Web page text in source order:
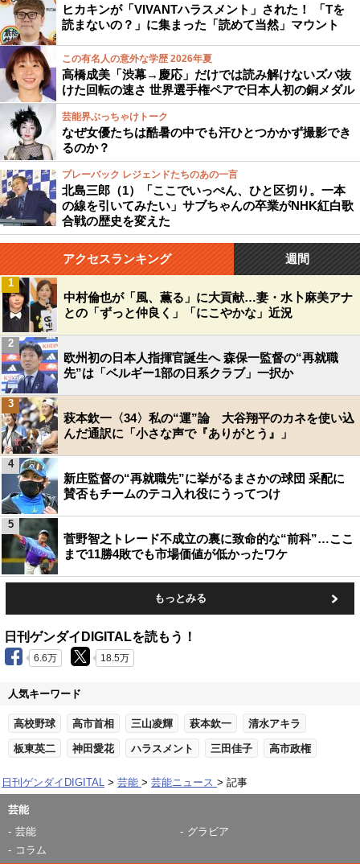
ヒカキンが「VIVANTハラスメント」された！ 「Tを
読まないの？」に集まった「読めて当然」マウント
この有名人の意外な学歴 2026年夏
高橋成美「渋幕→慶応」だけでは読み解けないズバ抜
けた回転の速さ 世界選手権ペアで日本人初の銅メダル
芸能界ぶっちゃけトーク
なぜ女優たちは酷暑の中でも汗ひとつかかず撮影でき
るのか？
プレーバック レジェンドたちのあの一言
北島三郎（1）「ここでいっぺん、ひと区切り。一本
の線を引いてみたい」サブちゃんの卒業がNHK紅白歌
合戦の歴史を変えた
アクセスランキング 週間
中村倫也が「風、薫る」に大貢献…妻・水卜麻美アナ
との「ずっと仲良く」「にこやかな」近況
1
欧州初の日本人指揮官誕生へ 森保一監督の“再就職
先”は「ベルギー1部の日系クラブ」一択か
2
萩本欽一〈34〉私の“運”論 大谷翔平のカネを使い込
んだ通訳に「小さな声で『ありがとう』」
3
新庄監督の“再就職先”に挙がるまさかの球団 采配に
賛否もチームのテコ入れ役にうってつけ
4
菅野智之トレード不成立の裏に致命的な“前科”…ここ
まで11勝4敗でも市場価値が低かったワケ
5
もっとみる
日刊ゲンダイDIGITALを読もう！
6.6万 18.5万
人気キーワード
高校野球 高市首相 三山凌輝 萩本欽一 清水アキラ
板東英二 神田愛花 ハラスメント 三田佳子 高市政権
日刊ゲンダイDIGITAL 芸能 芸能ニュース 記事
芸能
芸能
グラビア
コラム